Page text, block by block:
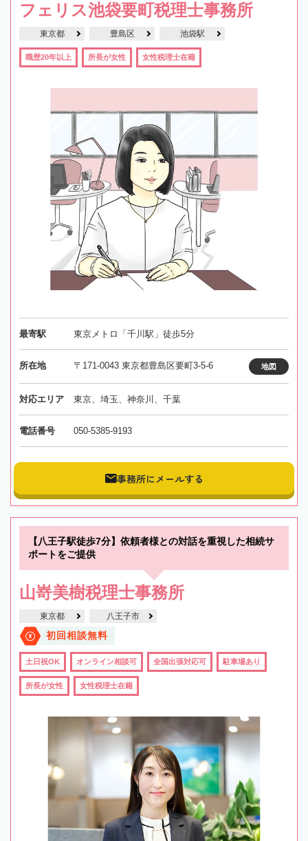
フェリス池袋要町税理士事務所
東京都 豊島区 池袋駅
職歴20年以上 所長が女性 女性税理士在籍
最寄駅 東京メトロ「千川駅」徒歩5分
所在地 〒171-0043 東京都豊島区要町3-5-6 地図
対応エリア 東京、埼玉、神奈川、千葉
電話番号 050-5385-9193
事務所にメールする
【八王子駅徒歩7分】依頼者様との対話を重視した相続サ
ポートをご提供
山嵜美樹税理士事務所
東京都 八王子市
初回相談無料
土日祝OK オンライン相談可 全国出張対応可 駐車場あり
所長が女性 女性税理士在籍